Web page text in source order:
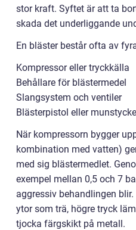
stor kraft. Syftet är att ta
skada det underliggande
En bläster består ofta av
Kompressor eller tryckkälla
Behållare för blästermedel
Slangsystem och ventiler
Blästerpistol eller munstycke
När kompressorn bygger
kombination med vatten)
med sig blästermedlet.
exempel mellan 0,5 och 7
aggressiv behandlingen
ytor som trä, högre tryck
tjocka färgskikt på metall.